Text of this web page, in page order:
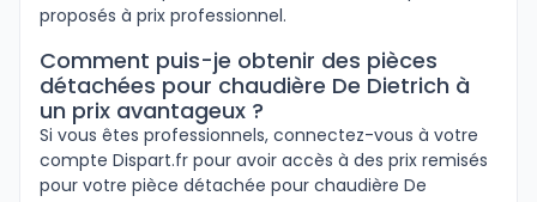
proposés à prix professionnel.
Comment puis-je obtenir des pièces
détachées pour chaudière De Dietrich à
un prix avantageux ?
Si vous êtes professionnels, connectez-vous à votre
compte Dispart.fr pour avoir accès à des prix remisés
pour votre pièce détachée pour chaudière De